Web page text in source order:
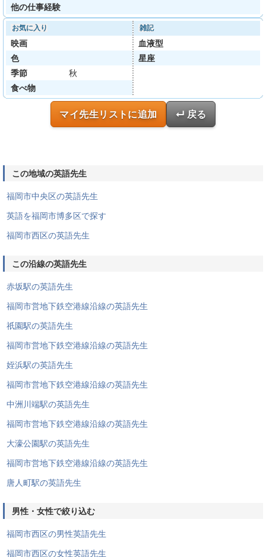
他の仕事経験
お気に入り
映画
色
季節
秋
食べ物
雑記
血液型
星座
マイ先生リストに追加 ↵ 戻る
この地域の英語先生
福岡市中央区の英語先生
英語を福岡市博多区で探す
福岡市西区の英語先生
この沿線の英語先生
赤坂駅の英語先生
福岡市営地下鉄空港線沿線の英語先生
祇園駅の英語先生
福岡市営地下鉄空港線沿線の英語先生
姪浜駅の英語先生
福岡市営地下鉄空港線沿線の英語先生
中洲川端駅の英語先生
福岡市営地下鉄空港線沿線の英語先生
大濠公園駅の英語先生
福岡市営地下鉄空港線沿線の英語先生
唐人町駅の英語先生
男性・女性で絞り込む
福岡市西区の男性英語先生
福岡市西区の女性英語先生